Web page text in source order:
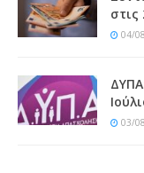
στις
04/
03/